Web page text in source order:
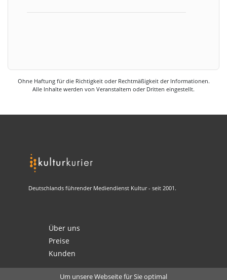
Ohne Haftung für die Richtigkeit oder Rechtmäßigkeit der Informationen.
Alle Inhalte werden von Veranstaltern oder Dritten eingestellt.
Deutschlands führender Mediendienst Kultur - seit 2001.
Über uns
Preise
Kunden
Um unsere Webseite für Sie optimal